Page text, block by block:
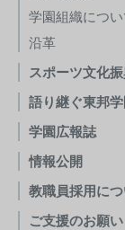
学園組織につい
沿革
スポーツ文化
語り継ぐ東邦学
学園広報誌
情報公開
教職員採用に
ご支援のお願い